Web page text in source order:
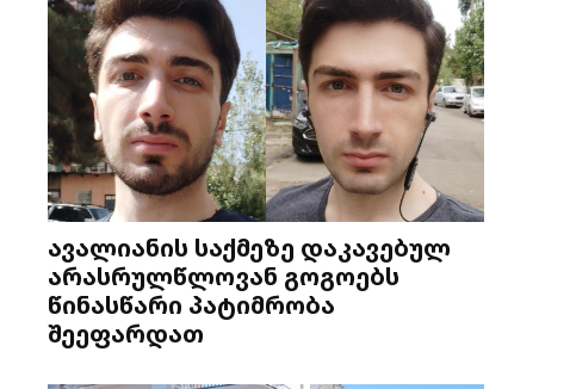
ავალიანის საქმეზე დაკავებულ
არასრულწლოვან გოგოებს
წინასწარი პატიმრობა
შეეფარდათ